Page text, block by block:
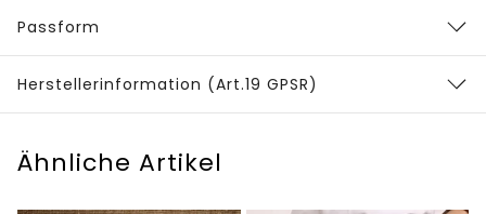
Passform
Herstellerinformation (Art.19 GPSR)
Ähnliche Artikel